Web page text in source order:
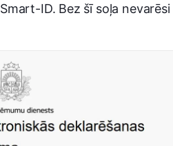
Smart-ID. Bez šī soļa